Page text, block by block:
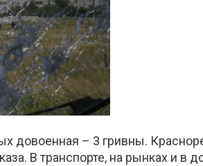
довоенная – 3 гривны.
В транспорте, на рынках